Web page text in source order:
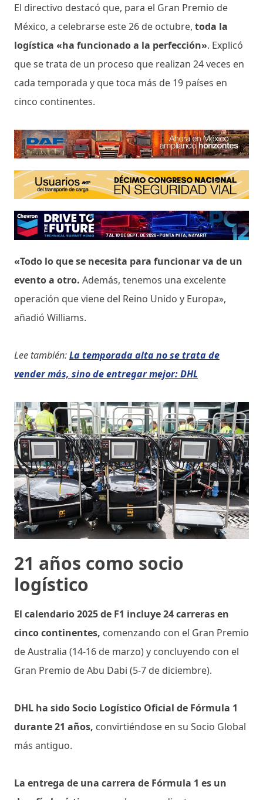
El directivo destacó que, para el Gran Premio de
México, a celebrarse este 26 de octubre, toda la
logística «ha funcionado a la perfección». Explicó
que se trata de un proceso que realizan 24 veces en
cada temporada y que toca más de 19 países en
cinco continentes.
«Todo lo que se necesita para funcionar va de un
evento a otro. Además, tenemos una excelente
operación que viene del Reino Unido y Europa»,
añadió Williams.
Lee también:La temporada alta no se trata de
vender más, sino de entregar mejor: DHL
21 años como socio
logístico
El calendario 2025 de F1 incluye 24 carreras en
cinco continentes, comenzando con el Gran Premio
de Australia (14-16 de marzo) y concluyendo con el
Gran Premio de Abu Dabi (5-7 de diciembre).
DHL ha sido Socio Logístico Oficial de Fórmula 1
durante 21 años, convirtiéndose en su Socio Global
más antiguo.
La entrega de una carrera de Fórmula 1 es un